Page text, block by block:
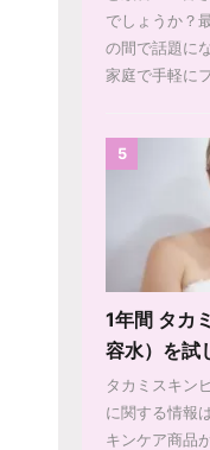
でしょうか？
の間で話題に
家庭で手軽に
5
1年間 タカ
容水）を試
タカミスキン
に関する情報
キンケア商品